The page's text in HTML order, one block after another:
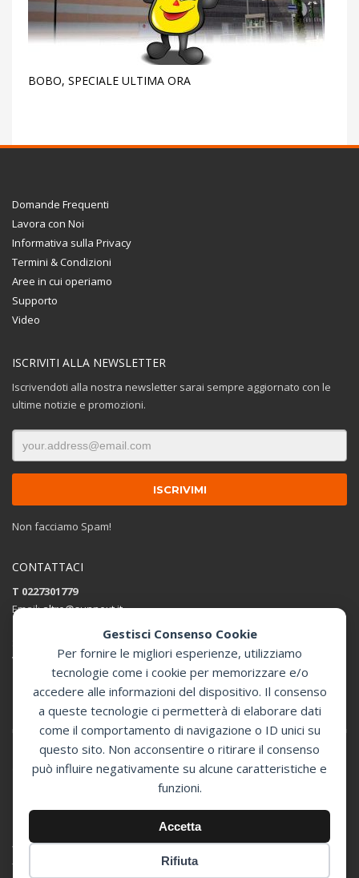
Gestisci Consenso Cookie
Per fornire le migliori esperienze, utilizziamo
tecnologie come i cookie per memorizzare e/o
accedere alle informazioni del dispositivo. Il consenso
a queste tecnologie ci permetterà di elaborare dati
come il comportamento di navigazione o ID unici su
questo sito. Non acconsentire o ritirare il consenso
può influire negativamente su alcune caratteristiche e
funzioni.
Accetta
Rifiuta
BOBO, SPECIALE ULTIMA ORA
Domande Frequenti
Lavora con Noi
Informativa sulla Privacy
Termini & Condizioni
Aree in cui operiamo
Supporto
Video
ISCRIVITI ALLA NEWSLETTER
Iscrivendoti alla nostra newsletter sarai sempre aggiornato con le
ultime notizie e promozioni.
Non facciamo Spam!
CONTATTACI
T 0227301779
Email:altro@sunnext.it
Via Perugino 44 , 20093 Cologno Monzese (MI)
Apri in Google Maps
GET SOCIAL
© 2024 Sunnext Defibrillatori -
Distributore Ufficiale Defibtech per l'Italia
Via Perugino 44 , 20093 Cologno Monzese (MI) - P.Iva 07394350966 -
Tutti i diritti riservati.